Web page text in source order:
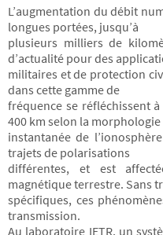
L’augmentation du débit
longues portées, jusqu’à
plusieurs milliers de
d’actualité pour des
militaires et de protection
dans cette gamme de
fréquence se réfléchissent
400 km selon la morphologie
instantanée de
trajets de polarisations
différentes, et est
magnétique terrestre. Sans
spécifiques, ces
transmission.
Au laboratoire IETR, un